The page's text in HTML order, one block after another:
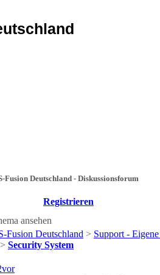
Fusion Deutschland - Diskussionsforum
Registrieren
ansehen
Fusion Deutschland > Support -
Security System
vor